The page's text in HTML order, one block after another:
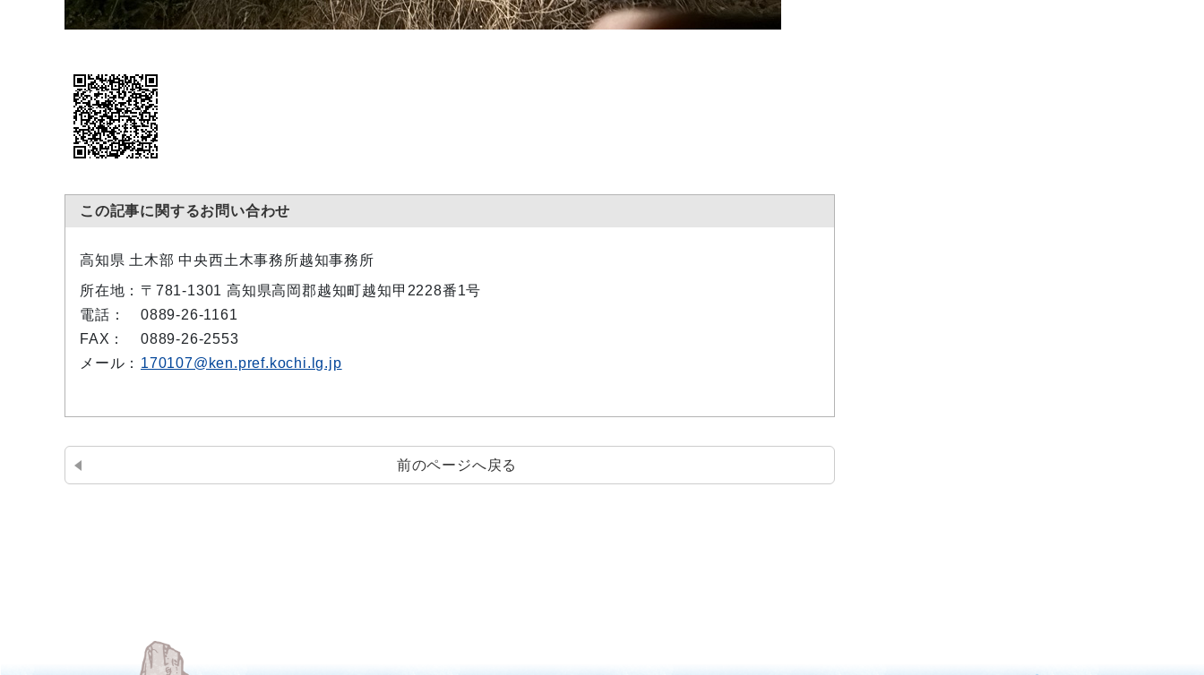
この記事に関するお問い合わせ
高知県 土木部 中央西土木事務所越知事務所
所在地： 〒781-1301 高知県高岡郡越知町越知甲2228番1号
電話：
0889-26-1161
FAX：
0889-26-2553
メール： 170107@ken.pref.kochi.lg.jp
前のページへ戻る